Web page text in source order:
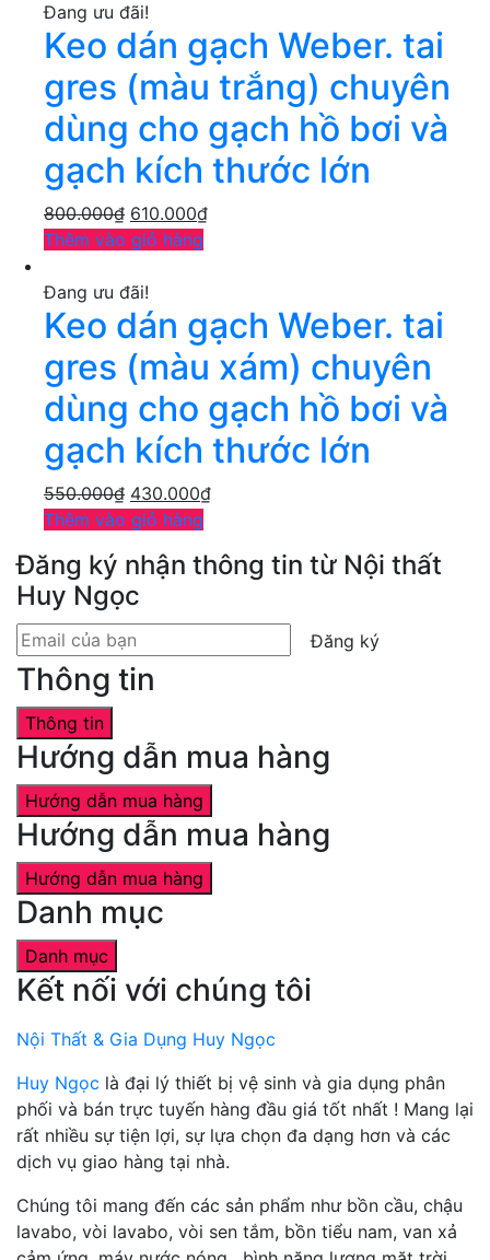
Đang ưu đãi!
Keo dán gạch Weber. tai
gres (màu trắng) chuyên
dùng cho gạch hồ bơi và
gạch kích thước lớn
800.000₫ 610.000₫
Thêm vào giỏ hàng
Đang ưu đãi!
Keo dán gạch Weber. tai
gres (màu xám) chuyên
dùng cho gạch hồ bơi và
gạch kích thước lớn
550.000₫ 430.000₫
Thêm vào giỏ hàng
Đăng ký nhận thông tin từ Nội thất
Huy Ngọc
Đăng ký
Thông tin
Thông tin
Hướng dẫn mua hàng
Hướng dẫn mua hàng
Hướng dẫn mua hàng
Hướng dẫn mua hàng
Danh mục
Danh mục
Kết nối với chúng tôi
Nội Thất & Gia Dụng Huy Ngọc
Huy Ngọc là đại lý thiết bị vệ sinh và gia dụng phân
phối và bán trực tuyến hàng đầu giá tốt nhất ! Mang lại
rất nhiều sự tiện lợi, sự lựa chọn đa dạng hơn và các
dịch vụ giao hàng tại nhà.
Chúng tôi mang đến các sản phẩm như bồn cầu, chậu
lavabo, vòi lavabo, vòi sen tắm, bồn tiểu nam, van xả